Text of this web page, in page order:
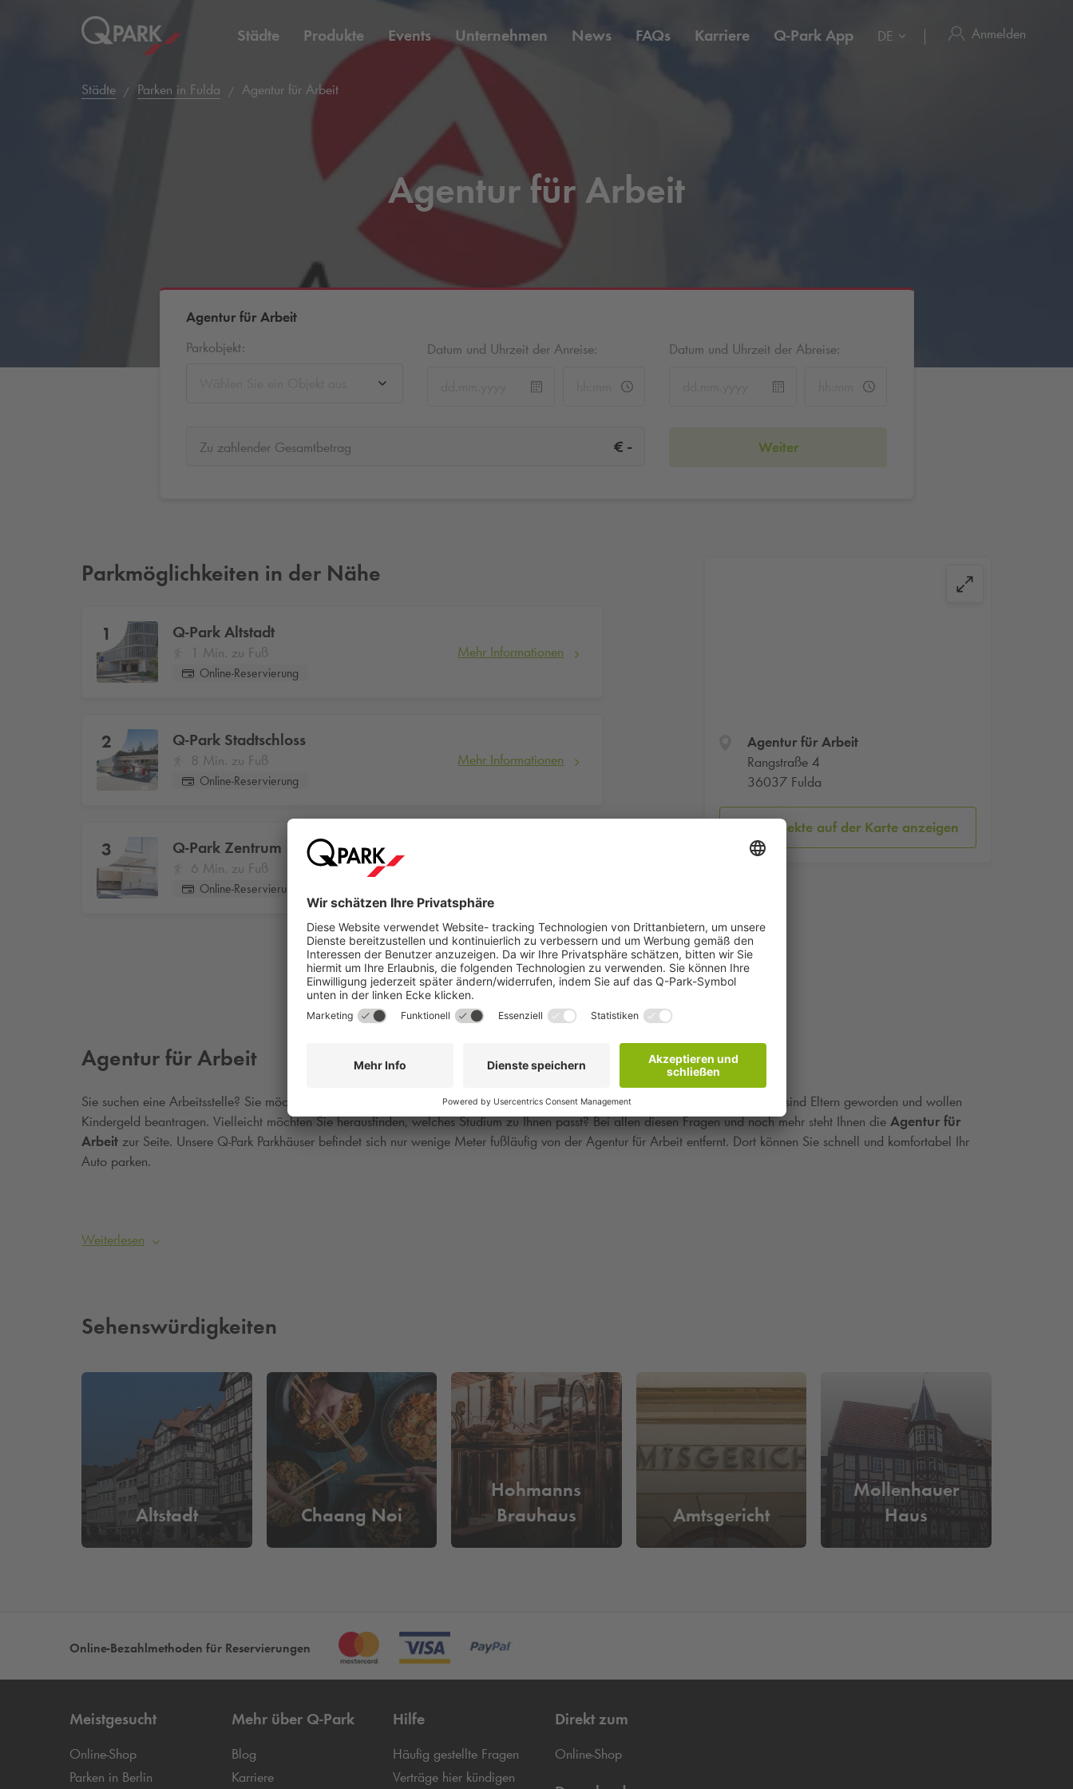
Städte Produkte Events Unternehmen News FAQs Karriere Q-Park App DE Anmelden
Städte Parken in Fulda Agentur für Arbeit
Agentur für Arbeit
Agentur für Arbeit
Parkobjekt:
Datum und Uhrzeit der Anreise: Datum und Uhrzeit der Abreise:
Zu zahlender Gesamtbetrag € - Weiter
Agentur für Arbeit
Rangstraße 4
36037 Fulda
Parkobjekte auf der Karte anzeigen
Parkmöglichkeiten in der Nähe
1 Q-Park Altstadt
1 Min. zu Fuß
Online-Reservierung
Mehr Informationen
2 Q-Park Stadtschloss
8 Min. zu Fuß
Online-Reservierung
Mehr Informationen
3 Q-Park Zentrum
6 Min. zu Fuß
Online-Reservierung
Agentur für Arbeit
Sie suchen eine Arbeitsstelle? Sie möchten nach einer Pause wieder einsteigen? Oder Sie möchten sich selbstständig machen. Sie sind Eltern geworden und wollen
Kindergeld beantragen. Vielleicht möchten Sie herausfinden, welches Studium zu Ihnen passt? Bei allen diesen Fragen und noch mehr steht Ihnen die Agentur für
Arbeit zur Seite. Unsere Q-Park Parkhäuser befindet sich nur wenige Meter fußläufig von der Agentur für Arbeit entfernt. Dort können Sie schnell und komfortabel Ihr
Auto parken.
Günstig Parken an der Agentur für Arbeit
Weiterlesen
Sehenswürdigkeiten
Altstadt Chaang Noi
Hohmanns
Brauhaus
Amtsgericht
Mollenhauer
Haus
Online-Bezahlmethoden für Reservierungen
Meistgesucht
Online-Shop
Parken in Berlin
Mehr über Q-Park
Blog
Karriere
Hilfe
Häufig gestellte Fragen
Verträge hier kündigen
Direkt zum
Online-Shop